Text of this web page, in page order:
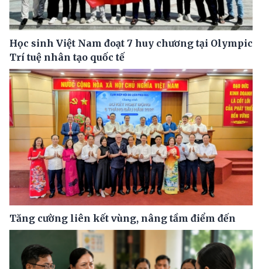
Học sinh Việt Nam đoạt 7 huy chương tại Olympic
Trí tuệ nhân tạo quốc tế
Tăng cường liên kết vùng, nâng tầm điểm đến